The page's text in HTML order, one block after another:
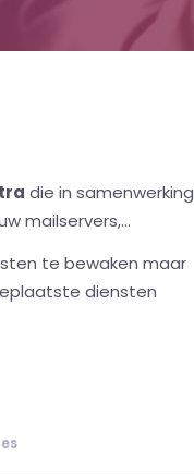
die in samenwerking
mailservers,...
te bewaken maar
diensten